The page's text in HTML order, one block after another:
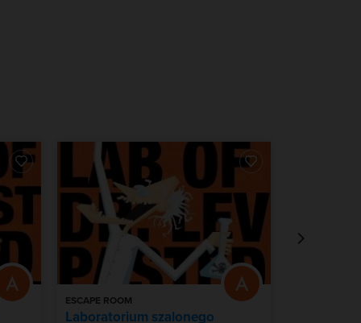
ESCAPE ROOM
Laboratorium szalonego